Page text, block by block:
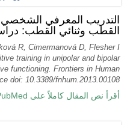
التدريب المعرفي
القطب وثنائي القطب:
R, Cimermanová D, Flesher I
training in unipolar and bipolar
functioning. Frontiers in Human
doi: 10.3389/fnhum.2013.00108.
أقرأ نص المقال كاملاً على PubMed